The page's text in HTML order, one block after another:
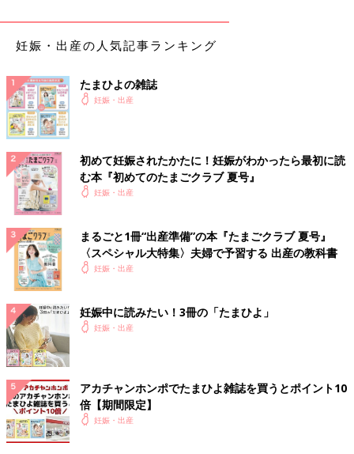
妊娠・出産の人気記事ランキング
たまひよの雑誌
妊娠・出産
初めて妊娠されたかたに！妊娠がわかったら最初に読
む本『初めてのたまごクラブ 夏号』
妊娠・出産
まるごと1冊“出産準備”の本『たまごクラブ 夏号』
〈スペシャル大特集〉夫婦で予習する 出産の教科書
妊娠・出産
妊娠中に読みたい！3冊の「たまひよ」
妊娠・出産
アカチャンホンポでたまひよ雑誌を買うとポイント10
倍【期間限定】
妊娠・出産